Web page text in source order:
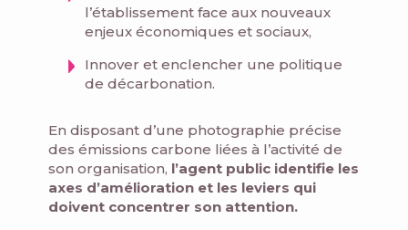
l’établissement face aux nouveaux
enjeux économiques et sociaux,
Innover et enclencher une politique
de décarbonation.
En disposant d’une photographie précise
des émissions carbone liées à l’activité de
son organisation, l’agent public identifie les
axes d’amélioration et les leviers qui
doivent concentrer son attention.